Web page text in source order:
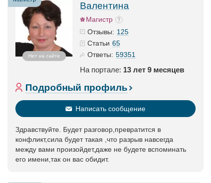
Нет на сайте
Валентина
Магистр
Отзывы: 125
Статьи 65
Ответы: 59351
На портале: 13 лет 9 месяцев
Подробный профиль
Написать сообщение
Здравствуйте. Будет разговор,превратится в
конфликт,сила будет такая ,что разрыв навсегда
между вами произойдет,даже не будете вспоминать
его имени,так он вас обидит.